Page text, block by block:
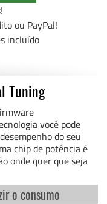
ou PayPal!
incluído
Tuning
você pode
do seu
chip de potência é
onde quer que seja
o consumo